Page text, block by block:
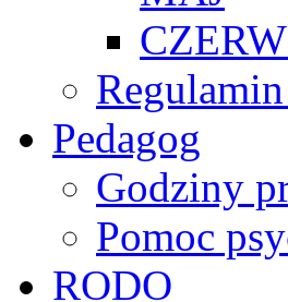
Pedagog
Godziny
Pomoc
RODO